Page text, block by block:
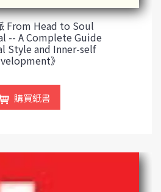
From Head to Soul
-- A Complete Guide
Style and Inner-self
》
購買紙書